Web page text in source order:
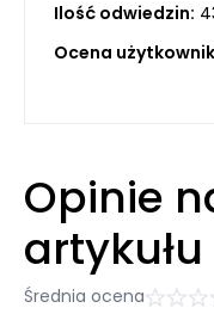
Ilość odwiedzin:
Ocena
Opinie
artykułu
Średnia ocena